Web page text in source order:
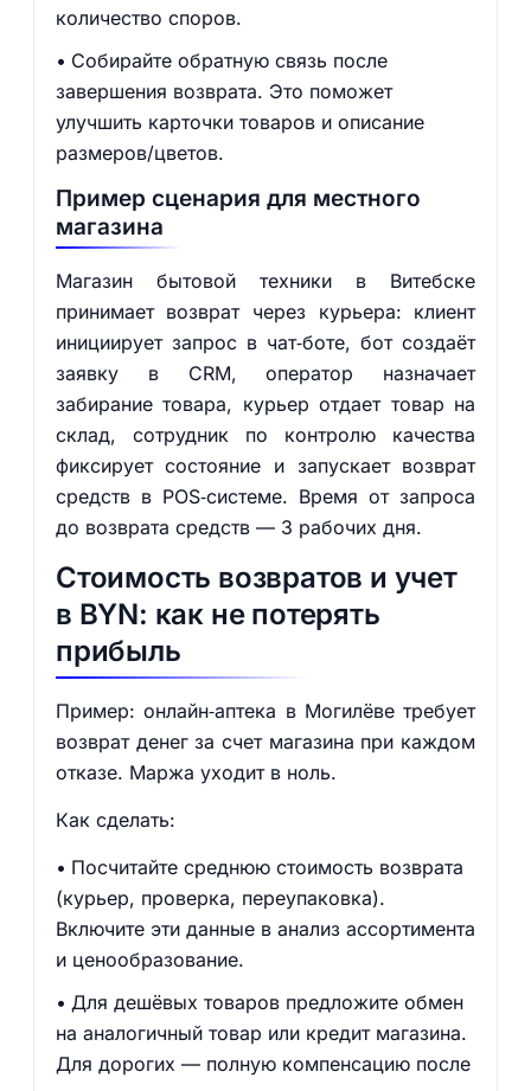
количество споров.
Собирайте обратную связь после
завершения возврата. Это поможет
улучшить карточки товаров и описание
размеров/цветов.
Пример сценария для местного
магазина
Магазин бытовой техники в Витебске
принимает возврат через курьера: клиент
инициирует запрос в чат‑боте, бот создаёт
заявку в CRM, оператор назначает
забирание товара, курьер отдает товар на
склад, сотрудник по контролю качества
фиксирует состояние и запускает возврат
средств в POS‑системе. Время от запроса
до возврата средств — 3 рабочих дня.
Стоимость возвратов и учет
в BYN: как не потерять
прибыль
Пример: онлайн‑аптека в Могилёве требует
возврат денег за счет магазина при каждом
отказе. Маржа уходит в ноль.
Как сделать:
Посчитайте среднюю стоимость возврата
(курьер, проверка, переупаковка).
Включите эти данные в анализ ассортимента
и ценообразование.
Для дешёвых товаров предложите обмен
на аналогичный товар или кредит магазина.
Для дорогих — полную компенсацию после